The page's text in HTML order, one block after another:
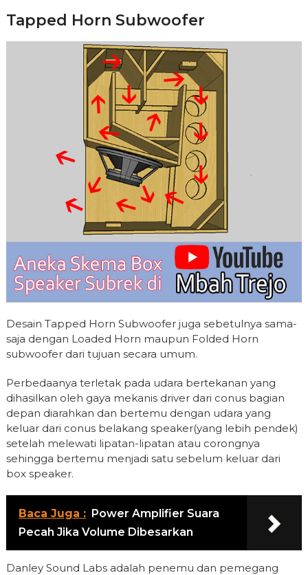
Tapped Horn Subwoofer
Desain Tapped Horn Subwoofer juga sebetulnya sama-
saja dengan Loaded Horn maupun Folded Horn
subwoofer dari tujuan secara umum.
Perbedaanya terletak pada udara bertekanan yang
dihasilkan oleh gaya mekanis driver dari conus bagian
depan diarahkan dan bertemu dengan udara yang
keluar dari conus belakang speaker(yang lebih pendek)
setelah melewati lipatan-lipatan atau corongnya
sehingga bertemu menjadi satu sebelum keluar dari
box speaker.
Baca Juga : Power Amplifier Suara
Pecah Jika Volume Dibesarkan
Danley Sound Labs adalah penemu dan pemegang